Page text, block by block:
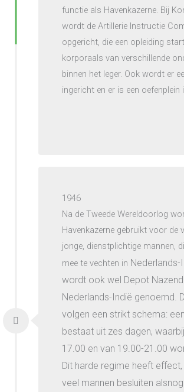
functie als Havenkazerne. Bij
wordt de Artillerie Instructie
opgericht, die een opleiding
korporaals van verschillende
binnen het leger. Ook wordt er
ingericht en er is een oefenplein
1946
Na de Tweede Wereldoorlog
Havenkazerne gebruikt voor de
jonge, dienstplichtige mannen,
mee te vechten in Nederlands-
wordt ook wel Depot
Nederlands-Indië genoemd.
volgen een strikt schema:
bestaat uit zes dagen,
17.00 en van 19.00-21.00
Dit harde regime heeft
veel mannen besluiten alsnog